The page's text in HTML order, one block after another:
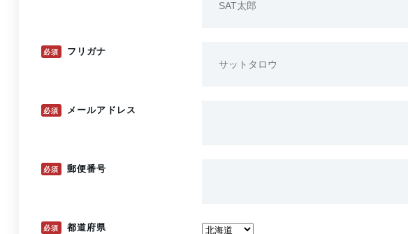
必須 フリガナ
必須 メールアドレス
必須 郵便番号
必須 都道府県